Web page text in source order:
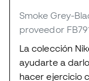
Smoke Grey-
proveedor
La colección
ayudarte a
hacer ejercicio